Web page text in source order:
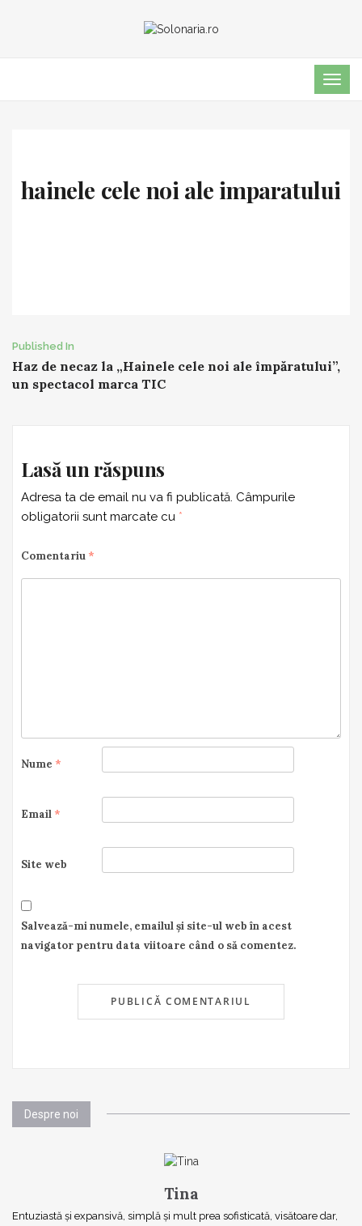
hainele cele noi ale imparatului
Post
navigation
Published In
Haz de necaz la „Hainele cele noi ale împăratului”,
un spectacol marca TIC
Lasă un răspuns
Adresa ta de email nu va fi publicată. Câmpurile
obligatorii sunt marcate cu *
Comentariu *
Nume *
Email *
Site web
Salvează-mi numele, emailul și site-ul web în acest
navigator pentru data viitoare când o să comentez.
Despre noi
Tina
Entuziastă şi expansivă, simplă şi mult prea sofisticată, visătoare dar,